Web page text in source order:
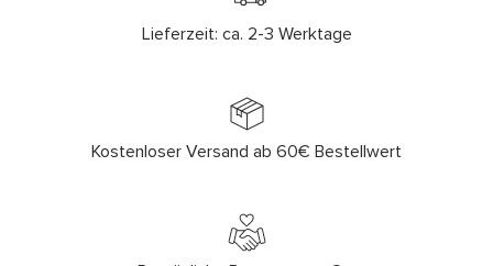
Lieferzeit: ca. 2-3 Werktage
Kostenloser Versand ab 60€ Bestellwert